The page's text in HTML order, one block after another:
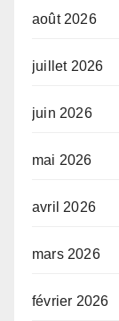
août 2026
juillet 2026
juin 2026
mai 2026
avril 2026
mars 2026
février 2026